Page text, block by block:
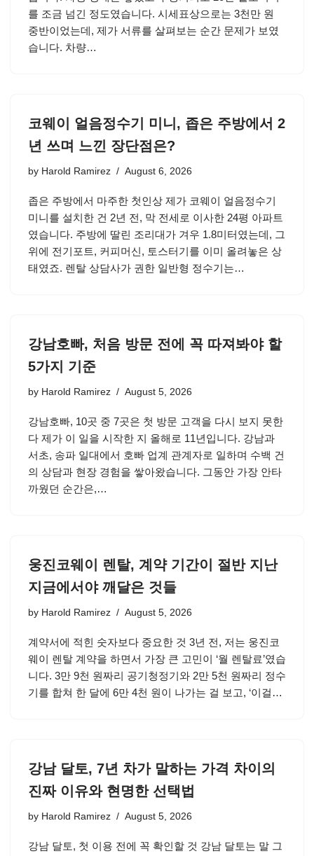
를 조금 넘긴 정도였습니다. 시세표상으로는 3천만 원
중반이었는데, 제가 서류를 살펴보는 순간 문제가 보였
습니다. 차량…
코웨이 얼음정수기 미니, 좁은 주방에서 2
년 쓰며 느낀 장단점은?
by Harold Ramirez August 6, 2026
좁은 주방에서 마주한 첫인상 제가 코웨이 얼음정수기
미니를 설치한 건 2년 전, 막 전세로 이사한 24평 아파트
였습니다. 주방에 딸린 조리대가 겨우 1.8미터였는데, 그
위에 전기포트, 커피머신, 토스터기를 이미 올려놓은 상
태였죠. 렌탈 상담사가 권한 일반형 정수기는…
강남호빠, 처음 방문 전에 꼭 따져봐야 할
5가지 기준
by Harold Ramirez August 5, 2026
강남호빠, 10곳 중 7곳은 첫 방문 고객을 다시 보지 못한
다 제가 이 일을 시작한 지 올해로 11년입니다. 강남과
서초, 송파 일대에서 호빠 업계 관계자로 일하며 수백 건
의 상담과 현장 경험을 쌓아왔습니다. 그동안 가장 안타
까웠던 순간은,…
웅진코웨이 렌탈, 계약 기간이 절반 지난
지금에서야 깨달은 것들
by Harold Ramirez August 5, 2026
계약서에 적힌 숫자보다 중요한 것 3년 전, 저는 웅진코
웨이 렌탈 계약을 하면서 가장 큰 고민이 ‘월 렌탈료’였습
니다. 3만 9천 원짜리 공기청정기와 2만 5천 원짜리 정수
기를 합쳐 한 달에 6만 4천 원이 나가는 걸 보고, ‘이걸…
강남 달토, 7년 차가 말하는 가격 차이의
진짜 이유와 현명한 선택법
by Harold Ramirez August 5, 2026
강남 달토, 첫 이용 전에 꼭 확인할 것 강남 달토는 말 그